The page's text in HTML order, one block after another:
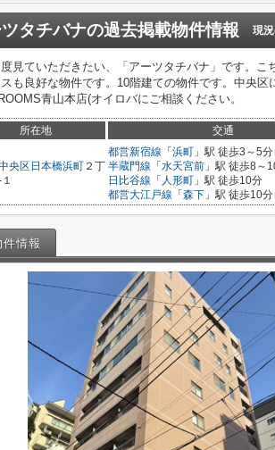
タチバナの過去掲載物件情報 現
見ていただきたい、「アーツタチバナ」です。
も良好な物件です。10階建ての物件です。中央
青山本店(オイロバにご相談ください。
所在地 交通
央区 日本橋浜町 ２丁
都営新宿線 「 浜町 」駅 徒歩3～5分
半蔵門線 「 水天宮前 」駅 徒歩8～
日比谷線 「 人形町 」駅 徒歩10分
都営大江戸線 「 森下 」駅 徒歩10分
件情報